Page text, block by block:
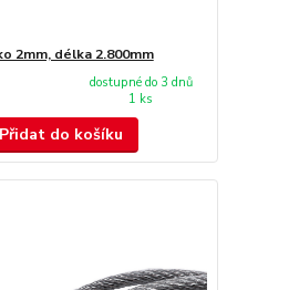
2mm, délka 2.800mm
dostupné do 3 dnů
1 ks
Přidat do košíku